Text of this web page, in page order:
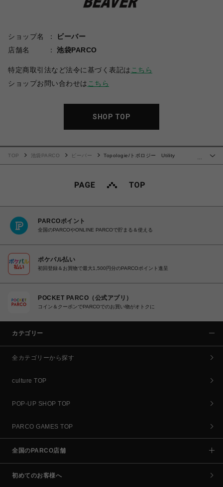
ショップ名
ビーバー
店舗名
池袋PARCO
特定商取引法など法令に基づく表記は こちら
ショップお問い合わせは こちら
SHOP TOP
TOP 池袋PARCO ビーバー
Topologie/トポロジー Utility
PARCOポイント
全国のPARCOやONLINE PARCOで貯まる＆使える
ポケパル払い
初回登録＆お買物で最大1,500円分のPARCOポイント進呈
POCKET PARCO（公式アプリ）
コイン＆クーポンでPARCOでのお買い物がオトクに
カテゴリー
全カテゴリーから探す
culture TOP
POP-UP SHOP TOP
PARCO GAMES TOP
全国のPARCO店舗
初めてのお客様へ